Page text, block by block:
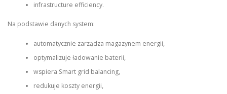
infrastructure efficiency.
Na podstawie danych system:
automatycznie zarządza magazynem energii,
optymalizuje ładowanie baterii,
wspiera Smart grid balancing,
redukuje koszty energii,